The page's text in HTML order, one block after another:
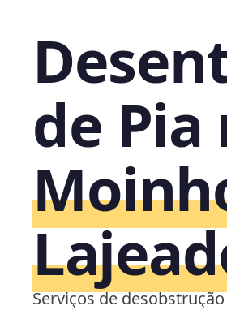
de Pia
Serviços de